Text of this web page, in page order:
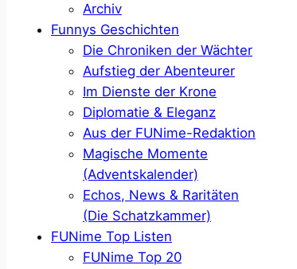
Archiv
Funnys Geschichten
Die Chroniken der Wächter
Aufstieg der Abenteurer
Im Dienste der Krone
Diplomatie & Eleganz
Aus der FUNime-Redaktion
Magische Momente
(Adventskalender)
Echos, News & Raritäten
(Die Schatzkammer)
FUNime Top Listen
FUNime Top 20